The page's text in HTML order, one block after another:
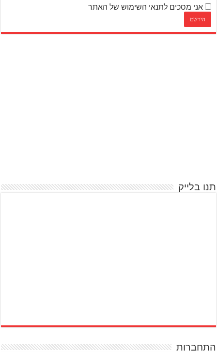
אני מסכים לתנאי השימוש של האתר
תנו בלייק
התחברות